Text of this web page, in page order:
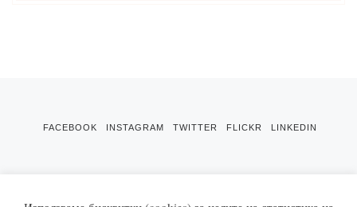
FACEBOOK INSTAGRAM TWITTER FLICKR LINKEDIN